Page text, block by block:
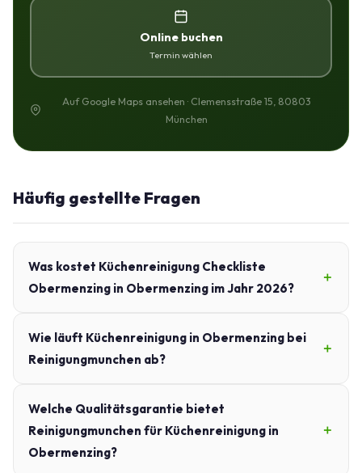
Online buchen
Termin wählen
Auf Google Maps ansehen · Clemensstraße 15, 80803
München
Häufig gestellte Fragen
Was kostet Küchenreinigung Checkliste
Obermenzing in Obermenzing im Jahr 2026?
Wie läuft Küchenreinigung in Obermenzing bei
Reinigungmunchen ab?
Welche Qualitätsgarantie bietet
Reinigungmunchen für Küchenreinigung in
Obermenzing?